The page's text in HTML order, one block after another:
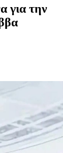
για την